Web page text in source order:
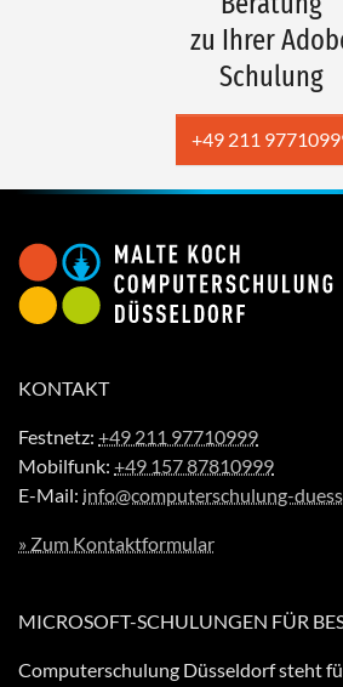
zu Ihrer
Schulung
+49 211
KONTAKT
Festnetz: +49 211 97710999
Mobilfunk: +49 157 87810999
E-Mail: info@computerschulung-
» Zum Kontaktformular
MICROSOFT-SCHULUNGEN FÜR
Computerschulung Düsseldorf steht